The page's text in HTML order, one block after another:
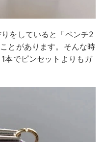
をしていると「ペンチ2
とがあります。そんな時
本でピンセットよりもガ